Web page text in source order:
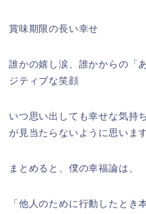
賞味期限の長い幸せ
誰かの嬉し涙、誰かからの「
ジティブな笑顔
いつ思い出しても幸せな気持
が見当たらないように思いま
まとめると、僕の幸福論は、
「他人のために行動したとき